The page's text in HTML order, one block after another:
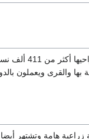
من 411 ألف نسمه
والقرى ويعملون
هامة وتشتهر